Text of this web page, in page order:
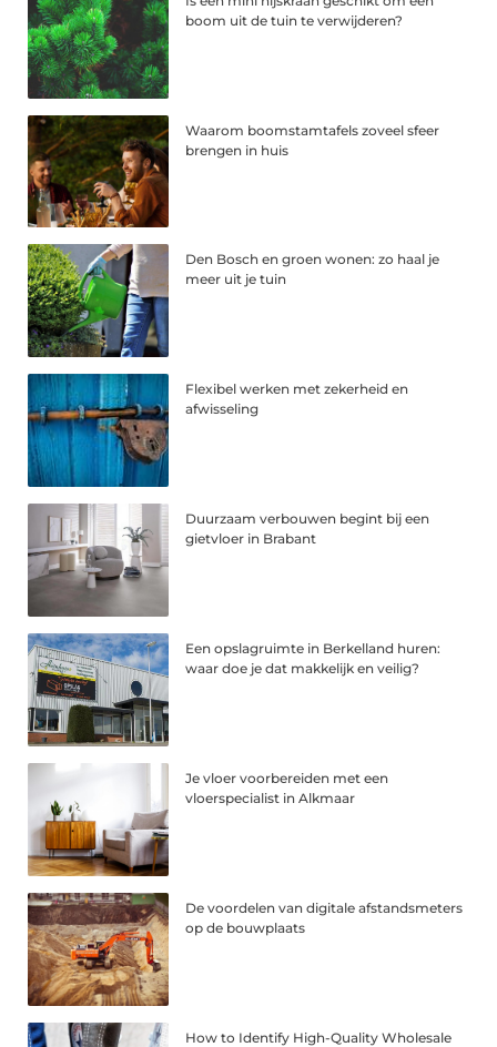
boom uit de tuin te verwijderen?
Waarom boomstamtafels zoveel sfeer
brengen in huis
Den Bosch en groen wonen: zo haal je
meer uit je tuin
Flexibel werken met zekerheid en
afwisseling
Duurzaam verbouwen begint bij een
gietvloer in Brabant
Een opslagruimte in Berkelland huren:
waar doe je dat makkelijk en veilig?
Je vloer voorbereiden met een
vloerspecialist in Alkmaar
De voordelen van digitale afstandsmeters
op de bouwplaats
How to Identify High-Quality Wholesale